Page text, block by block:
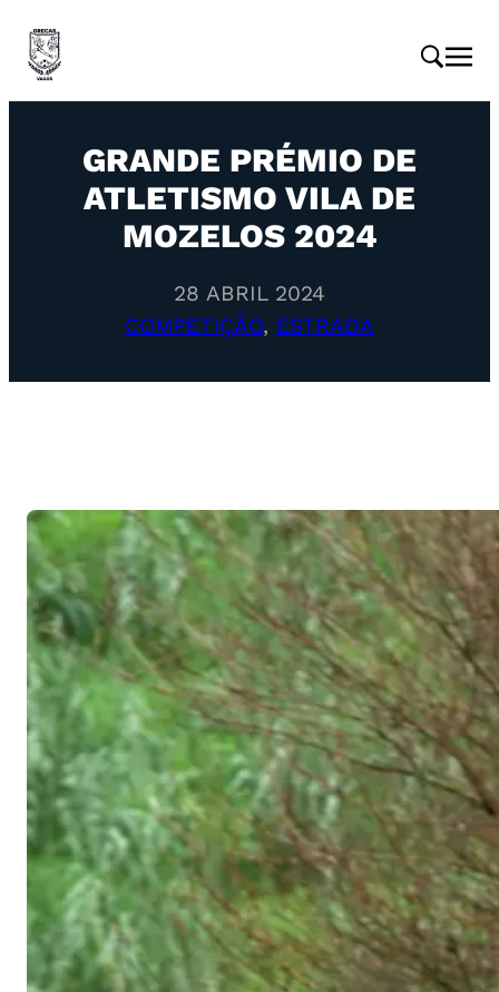
GRANDE PRÉMIO DE
ATLETISMO VILA DE
MOZELOS 2024
28 ABRIL 2024
COMPETIÇÃO, ESTRADA